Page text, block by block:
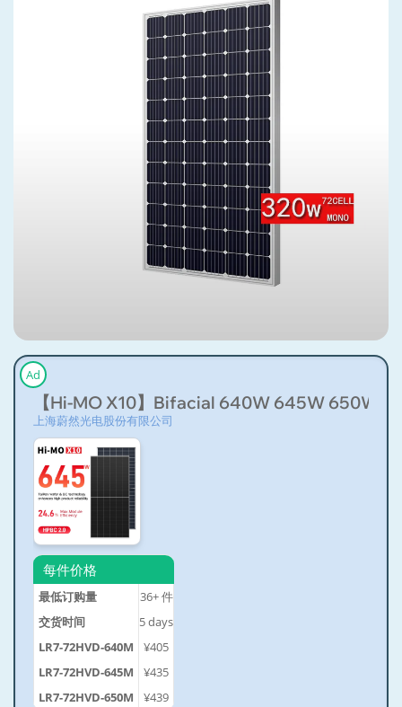
Ad
【Hi-MO X10】Bifacial 640W 645W 650W
上海蔚然光电股份有限公司
每件价格
最低订购量 36+件
交货时间
5days
LR7-72HVD-640M
¥405
LR7-72HVD-645M
¥435
LR7-72HVD-650M
¥439